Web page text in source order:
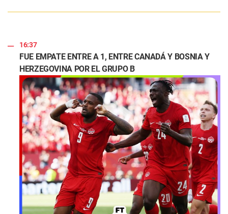
16:37
FUE EMPATE ENTRE A 1, ENTRE CANADÁ Y BOSNIA Y
HERZEGOVINA POR EL GRUPO B